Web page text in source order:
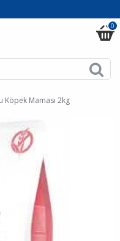
0
Köpek Maması 2kg